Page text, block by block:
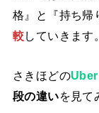
格』と『持ち帰
較していきます。
さきほどのUber
段の違いを見て